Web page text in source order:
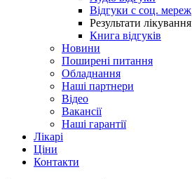
Відгуки с соц. мереж
Результати лікування
Книга відгуків
Новини
Поширені питання
Обладнання
Наші партнери
Відео
Вакансії
Наші гарантії
Лікарі
Ціни
Контакти